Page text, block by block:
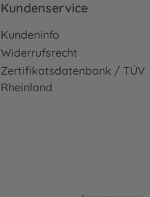
Kundenservice
Kundeninfo
Widerrufsrecht
Zertifikatsdatenbank / TÜV
Rheinland